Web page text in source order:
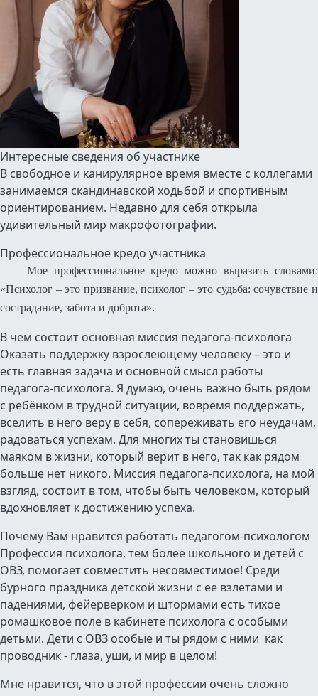
Интересные сведения об участнике
В свободное и канирулярное время вместе с коллегами
занимаемся скандинавской ходьбой и спортивным
ориентированием. Недавно для себя открыла
удивительный мир макрофотографии.
Профессиональное кредо участника
Мое профессиональное кредо можно выразить словами:
«Психолог – это призвание, психолог – это судьба: сочувствие и
сострадание, забота и доброта».
В чем состоит основная миссия педагога-психолога
Оказать поддержку взрослеющему человеку – это и
есть главная задача и основной смысл работы
педагога-психолога. Я думаю, очень важно быть рядом
с ребёнком в трудной ситуации, вовремя поддержать,
вселить в него веру в себя, сопереживать его неудачам,
радоваться успехам. Для многих ты становишься
маяком в жизни, который верит в него, так как рядом
больше нет никого. Миссия педагога-психолога, на мой
взгляд, состоит в том, чтобы быть человеком, который
вдохновляет к достижению успеха.
Почему Вам нравится работать педагогом-психологом
Профессия психолога, тем более школьного и детей с
ОВЗ, помогает совместить несовместимое! Среди
бурного праздника детской жизни с ее взлетами и
падениями, фейерверком и штормами есть тихое
ромашковое поле в кабинете психолога с особыми
детьми. Дети с ОВЗ особые и ты рядом с ними как
проводник - глаза, уши, и мир в целом!
Мне нравится, что в этой профессии очень сложно